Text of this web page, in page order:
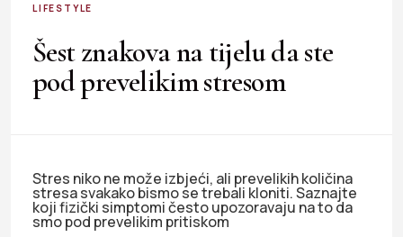
LIFESTYLE
Šest znakova na tijelu da ste
pod prevelikim stresom
Stres niko ne može izbjeći, ali prevelikih količina
stresa svakako bismo se trebali kloniti. Saznajte
koji fizički simptomi često upozoravaju na to da
smo pod prevelikim pritiskom